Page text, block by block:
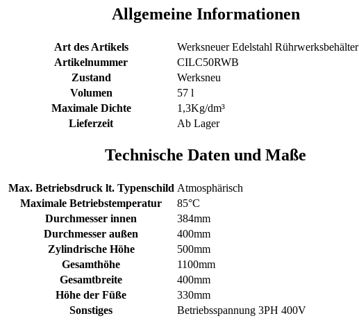
Allgemeine Informationen
Art des Artikels
Werksneuer Edelstahl Rührwerksbehälter
Artikelnummer
CILC50RWB
Zustand
Werksneu
Volumen
57 l
Maximale Dichte
1,3Kg/dm³
Lieferzeit
Ab Lager
Technische Daten und Maße
Max. Betriebsdruck lt. Typenschild Atmosphärisch
Maximale Betriebstemperatur
85°C
Durchmesser innen
384mm
Durchmesser außen
400mm
Zylindrische Höhe
500mm
Gesamthöhe
1100mm
Gesamtbreite
400mm
Höhe der Füße
330mm
Sonstiges
Betriebsspannung 3PH 400V